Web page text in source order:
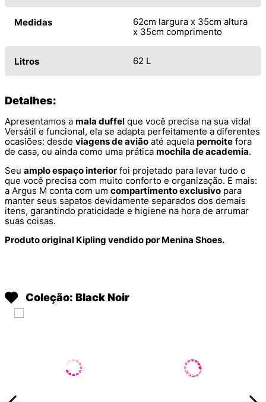
Medidas
62cm largura x 35cm altura
x 35cm comprimento
Litros 62 L
Detalhes:
Apresentamos a mala duffel que você precisa na sua vida!
Versátil e funcional, ela se adapta perfeitamente a diferentes
ocasiões: desde viagens de avião até aquela pernoite fora
de casa, ou ainda como uma prática mochila de academia.
Seu amplo espaço interior foi projetado para levar tudo o
que você precisa com muito conforto e organização. E mais:
a Argus M conta com um compartimento exclusivo para
manter seus sapatos devidamente separados dos demais
itens, garantindo praticidade e higiene na hora de arrumar
suas coisas.
Produto original Kipling vendido por Menina Shoes.
Coleção: Black Noir